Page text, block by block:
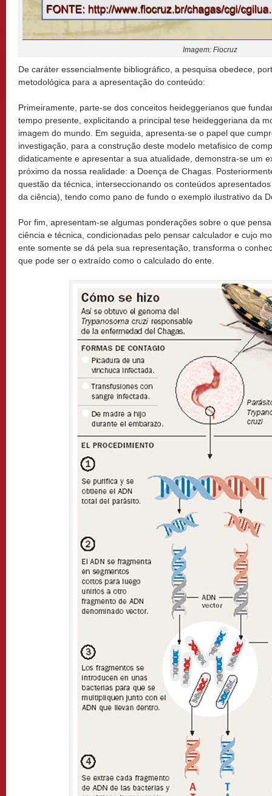
Imagem: Fiocruz
De caráter essencialmente bibliográfico, a pesquisa obedece,
metodológica para a apresentação do conteúdo:
Primeiramente, parte-se dos conceitos heideggerianos que
tempo presente, explicitando a principal tese heideggeriana da
imagem do mundo. Em seguida, apresenta-se o papel que
investigação, para a construção deste modelo metafisico de
didaticamente e apresentar a sua atualidade, demonstra-se um
próximo da nossa realidade: a Doença de Chagas.
questão da técnica, interseccionando os conteúdos
da ciência), tendo como pano de fundo o exemplo ilustrativo da
Por fim, apresentam-se algumas ponderações sobre o que
ciência e técnica, condicionadas pelo pensar calculador e cujo
ente somente se dá pela sua representação, transforma o
que pode ser o extraído como o calculado do ente.